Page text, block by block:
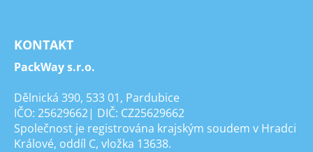
KONTAKT
PackWay s.r.o.
Dělnická 390, 533 01, Pardubice
IČO: 25629662| DIČ: CZ25629662
Společnost je registrována krajským soudem v Hradci
Králové, oddíl C, vložka 13638.